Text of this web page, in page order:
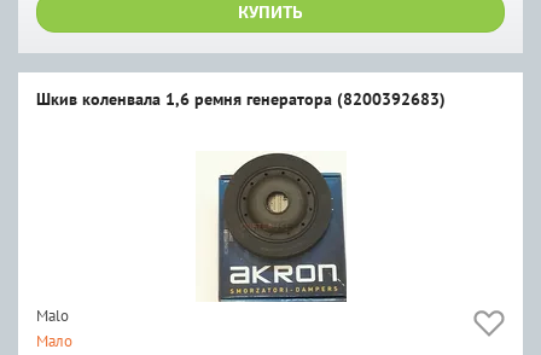
КУПИТЬ
Шкив коленвала 1,6 ремня генератора (8200392683)
Malo
Мало